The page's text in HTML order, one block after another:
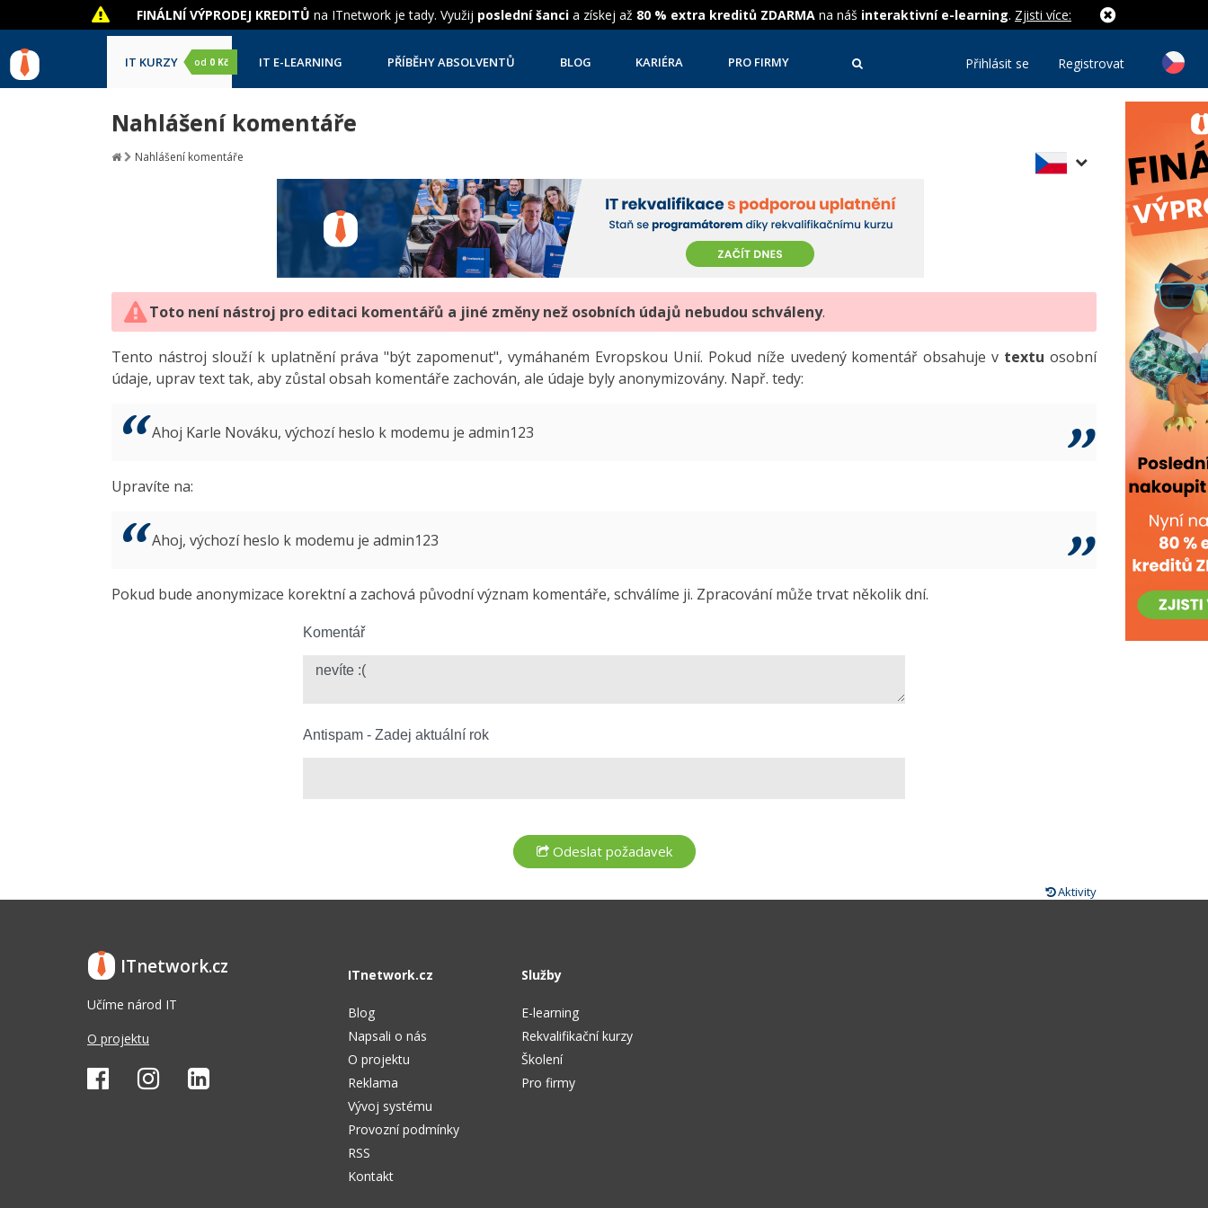
FINÁLNÍ VÝPRODEJ KREDITŮ na ITnetwork je tady. Využij poslední šanci a získej až 80 % extra kreditů ZDARMA na náš interaktivní e-learning. Zjisti více:
IT KURZY od 0 Kč IT E-LEARNING PŘÍBĚHY ABSOLVENTŮ BLOG KARIÉRA PRO FIRMY Přihlásit se Registrovat
Nahlášení komentáře
Nahlášení komentáře
Toto není nástroj pro editaci komentářů a jiné změny než osobních údajů nebudou schváleny.
Tento nástroj slouží k uplatnění práva "být zapomenut", vymáhaném Evropskou Unií. Pokud níže uvedený komentář obsahuje v textu osobní
údaje, uprav text tak, aby zůstal obsah komentáře zachován, ale údaje byly anonymizovány. Např. tedy:
Ahoj Karle Nováku, výchozí heslo k modemu je admin123
Upravíte na:
Ahoj, výchozí heslo k modemu je admin123
Pokud bude anonymizace korektní a zachová původní význam komentáře, schválíme ji. Zpracování může trvat několik dní.
Komentář
Antispam - Zadej aktuální rok
Aktivity
ITnetwork.cz
Učíme národ IT
O projektu
ITnetwork.cz
Blog
Napsali o nás
O projektu
Reklama
Vývoj systému
Provozní podmínky
RSS
Kontakt
Služby
E-learning
Rekvalifikační kurzy
Školení
Pro firmy